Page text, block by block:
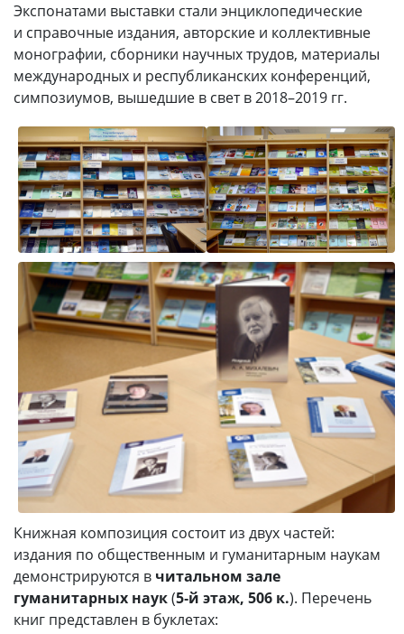
Экспонатами выставки стали энциклопедические
и справочные издания, авторские и коллективные
монографии, сборники научных трудов, материалы
международных и республиканских конференций,
симпозиумов, вышедшие в свет в 2018–2019 гг.
Книжная композиция состоит из двух частей:
издания по общественным и гуманитарным наукам
демонстрируются в читальном зале
гуманитарных наук(5‑й этаж, 506 к.). Перечень
книг представлен в буклетах: